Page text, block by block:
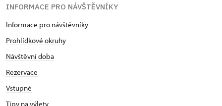
INFORMACE PRO NÁVŠTĚVNÍKY
Informace pro návštěvníky
Prohlídkové okruhy
Návštěvní doba
Rezervace
Vstupné
Tipy na výlety